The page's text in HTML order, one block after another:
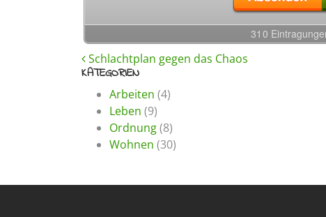
BEITRAGS-NAVIGATION
Schlachtplan gegen das Chaos
KATEGORIEN
Arbeiten (4)
Leben (9)
Ordnung(8)
Wohnen (30)